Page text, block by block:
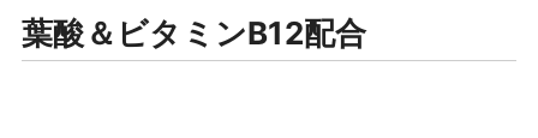
葉酸＆ビタミンB12配合